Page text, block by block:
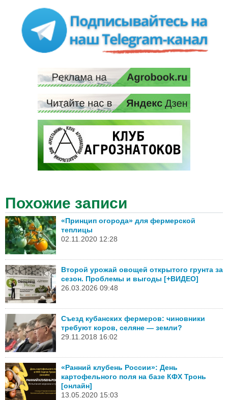
Похожие записи
«Принцип огорода» для фермерской
теплицы
02.11.2020 12:28
Второй урожай овощей открытого грунта за
сезон. Проблемы и выгоды [+ВИДЕО]
26.03.2026 09:48
Съезд кубанских фермеров: чиновники
требуют коров, селяне — земли?
29.11.2018 16:02
«Ранний клубень России»: День
картофельного поля на базе КФХ Тронь
[онлайн]
13.05.2020 15:03